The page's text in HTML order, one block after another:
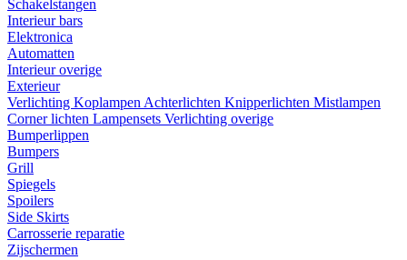
Schakelstangen
Interieur bars
Elektronica
Automatten
Interieur overige
Exterieur
Verlichting Koplampen Achterlichten Knipperlichten Mistlampen
Corner lichten Lampensets Verlichting overige
Bumperlippen
Bumpers
Grill
Spiegels
Spoilers
Side Skirts
Carrosserie reparatie
Zijschermen